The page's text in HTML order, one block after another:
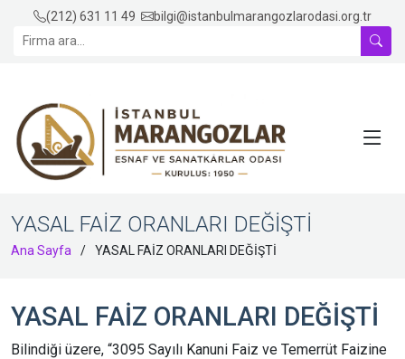
(212) 631 11 49 bilgi@istanbulmarangozlarodasi.org.tr
YASAL FAİZ ORANLARI DEĞİŞTİ
Ana Sayfa YASAL FAİZ ORANLARI DEĞİŞTİ
YASAL FAİZ ORANLARI DEĞİŞTİ
Bilindiği üzere, “3095 Sayılı Kanuni Faiz ve Temerrüt Faizine